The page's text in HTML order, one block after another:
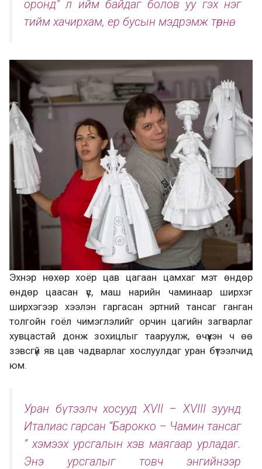
оронд” л ийм байдаг болов уу гэх нэг
тийм хачирхам, ер бусын мэдрэмж төрнө.
Эхнэр нөхөр хоёр цав цагаан цамхаг мэт өндөр
өндөр цаасан үс, маш нарийн чаминаар ширхэг
ширхэгээр хээлэн гаргасан эртний тансаг ганган
толгойн гоёл чимэглэлийг орчин цагийн загварлаг
хувцастай донж зохицлыг тааруулж, өчүүхэн ч өө
зэвсгүй яв цав чадварлаг хослуулдаг уран бүтээлчид
юм.
Уран бүтээлч хосууд XVII – XVIII зуунд
Италиас гарсан “Барокко – Чамин тансаг
” хэмээх урсгалын хэв маягаар урладаг.
Энэ урсгалыг товч энгийнээр